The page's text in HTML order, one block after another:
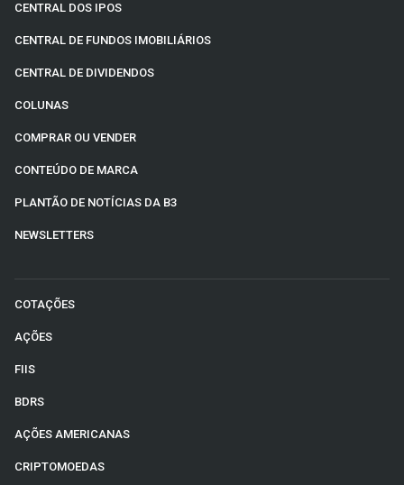
CENTRAL DOS IPOS
CENTRAL DE FUNDOS IMOBILIÁRIOS
CENTRAL DE DIVIDENDOS
COLUNAS
COMPRAR OU VENDER
CONTEÚDO DE MARCA
PLANTÃO DE NOTÍCIAS DA B3
NEWSLETTERS
COTAÇÕES
AÇÕES
FIIS
BDRS
AÇÕES AMERICANAS
CRIPTOMOEDAS